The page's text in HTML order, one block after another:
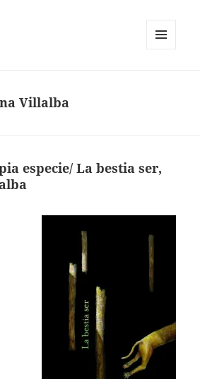
Villalba
especie/ La bestia ser,